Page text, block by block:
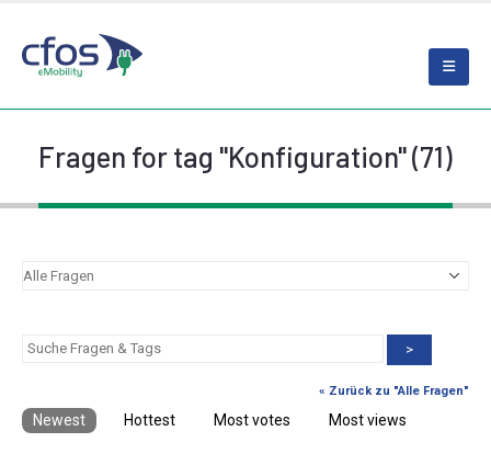
Fragen for tag "Konfiguration" (71)
>
« Zurück zu "Alle Fragen"
Newest Hottest Most votes Most views